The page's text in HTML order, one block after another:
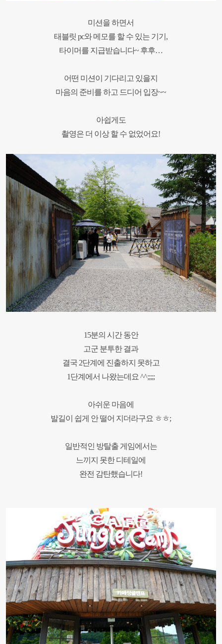
미션을 하면서
태블릿pc와 메모를 할 수 있는 기기,
타이머를 지급받습니다~ 후후…
어떤 미션이 기다리고 있을지
마음의 준비를 하고 드디어 입장~~
아쉽게도
촬영은 더 이상 할 수 없었어요!
15분의 시간 동안
고군 분투한 결과
결국2단계에 진출하지 못하고
1단계에서 나왔는데요^^;;;;;
아쉬운 마음에
발길이 쉽게 안 떨어 지더라구요 ㅎㅎ;
일반적인 방탈출 게임에서는
느끼지 못한 디테일에
완전 감탄했습니다!